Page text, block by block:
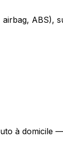
ABS),
à domicile